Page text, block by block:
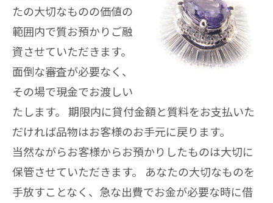
たの大切なものの価値の
範囲内で質お預かりご融
資させていただきます。
面倒な審査が必要なく、
その場で現金でお渡しい
たします。 期限内に貸付金額と質料をお支払いた
だければ品物はお客様のお手元に戻ります。
当然ながらお客様からお預かりしたものは大切に
保管させていただきます。 あなたの大切なものを
手放すことなく、急な出費でお金が必要な時に借